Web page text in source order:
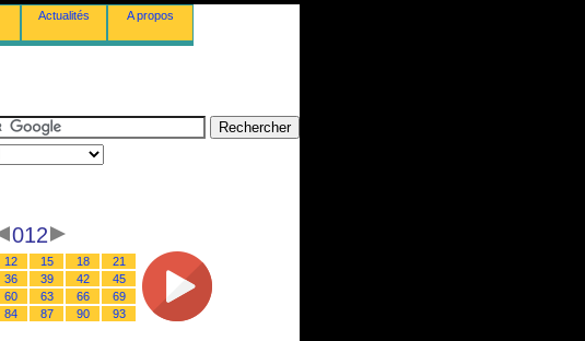
Actualités A propos
012
12 15 18
21
36 39 42
45
60 63 66
69
84 87 90 93